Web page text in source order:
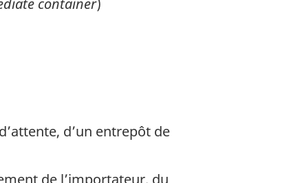
d’un entrepôt de
de l’importateur, du